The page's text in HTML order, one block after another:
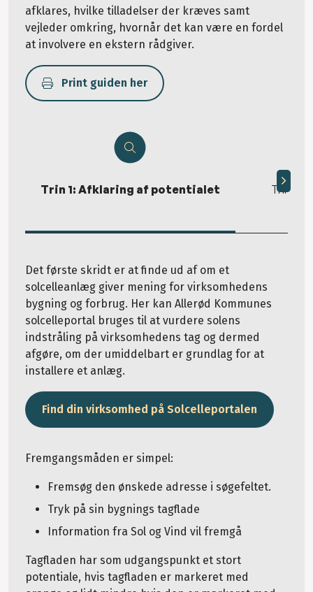
afklares, hvilke tilladelser der kræves samt
vejleder omkring, hvornår det kan være en fordel
at involvere en ekstern rådgiver.
Print guiden her
Trin 1: Afklaring af potentialet Trin 2:
Det første skridt er at finde ud af om et
solcelleanlæg giver mening for virksomhedens
bygning og forbrug. Her kan Allerød Kommunes
solcelleportal bruges til at vurdere solens
indstråling på virksomhedens tag og dermed
afgøre, om der umiddelbart er grundlag for at
installere et anlæg.
Find din virksomhed på Solcelleportalen
Fremgangsmåden er simpel:
Fremsøg den ønskede adresse i søgefeltet.
Tryk på sin bygnings tagflade
Information fra Sol og Vind vil fremgå
Tagfladen har som udgangspunkt et stort
potentiale, hvis tagfladen er markeret med